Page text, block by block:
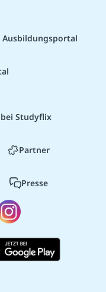
Ausbildungsportal
bei Studyflix
Partner
Presse